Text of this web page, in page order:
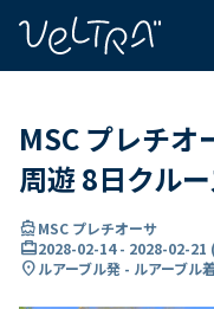
MSC プレチオ
周遊 8日クル
directions_boatMSC プレチオーサ
card_travel2028-02-14- 2028-02-21 (
location_onルアーブル発 - ルアーブル